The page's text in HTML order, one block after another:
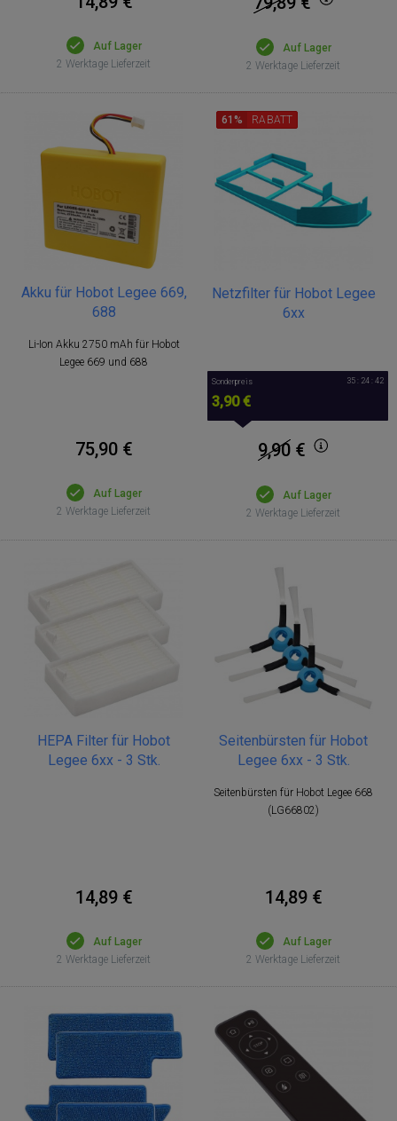
Auf Lager
2 Werktage Lieferzeit
Auf Lager
2 Werktage Lieferzeit
Akku für Hobot Legee 669,
688
Li-Ion Akku 2750 mAh für Hobot
Legee 669 und 688
75,90 €
Auf Lager
2 Werktage Lieferzeit
Netzfilter für Hobot Legee
6xx
61% RABATT
Sonderpreis
3,90 €
35 : 24 : 42
9,90 €
Auf Lager
2 Werktage Lieferzeit
HEPA Filter für Hobot
Legee 6xx - 3 Stk.
14,89 €
Auf Lager
2 Werktage Lieferzeit
Seitenbürsten für Hobot
Legee 6xx - 3 Stk.
Seitenbürsten für Hobot Legee 668
(LG66802)
14,89 €
Auf Lager
2 Werktage Lieferzeit